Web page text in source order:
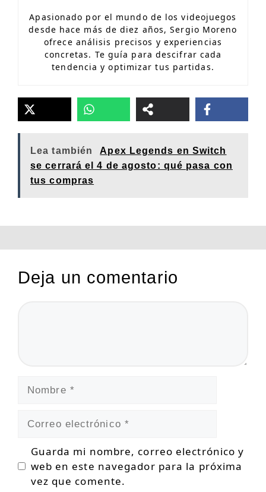
Apasionado por el mundo de los videojuegos
desde hace más de diez años, Sergio Moreno
ofrece análisis precisos y experiencias
concretas. Te guía para descifrar cada
tendencia y optimizar tus partidas.
Lea también
Apex Legends en Switch
se cerrará el 4 de agosto: qué pasa con
tus compras
Deja un comentario
Guarda mi nombre, correo electrónico y
web en este navegador para la próxima
vez que comente.